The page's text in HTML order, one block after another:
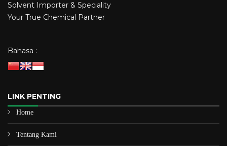
Solvent Importer & Speciality
Your True Chemical Partner
Bahasa :
LINK PENTING
Home
Tentang Kami